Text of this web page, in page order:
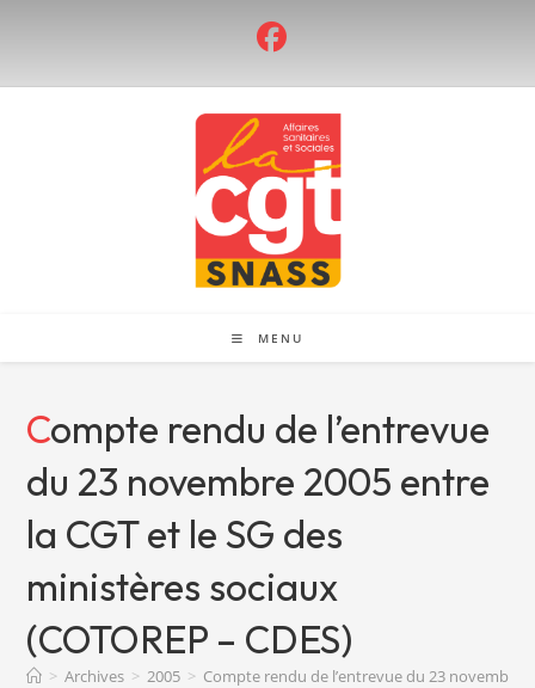
MENU
Compte rendu de l’entrevue
du 23 novembre 2005 entre
la CGT et le SG des
ministères sociaux
(COTOREP – CDES)
> Archives > 2005 > Compte rendu de l’entrevue du 23 novembre